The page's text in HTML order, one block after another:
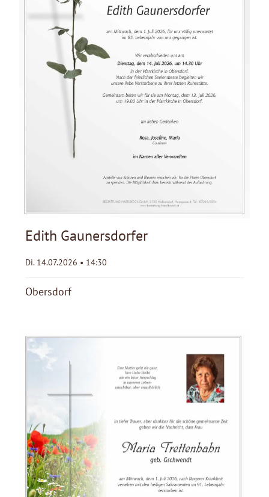
Edith Gaunersdorfer
Di. 14.07.2026 • 14:30
Obersdorf